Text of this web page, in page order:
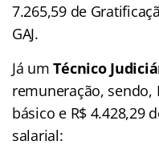
7.265,59 de
GAJ.
Já umTécnico
remuneração, sendo,
básico e R$ 4.428,29
salarial: